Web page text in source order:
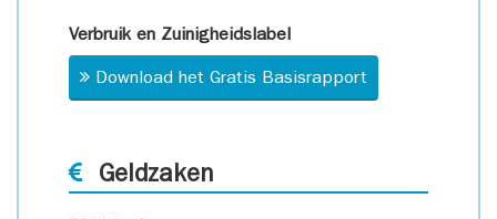
Verbruik en Zuinigheidslabel
Download het Gratis Basisrapport
Geldzaken